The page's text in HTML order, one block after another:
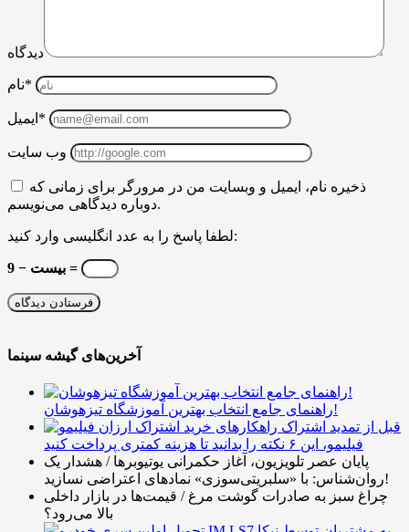
دیدگاه
نام*
ایمیل*
وب سایت
ذخیره نام، ایمیل و وبسایت من در مرورگر برای زمانی که
دوباره دیدگاهی می‌نویسم.
لطفا پاسخ را به عدد انگلیسی وارد کنید:
بیست − 9 =
آخرین‌های گیشه سینما
راهنمای جامع انتخاب بهترین آموزشگاه تیزهوشان!
قبل از تمدید اشتراک
فیلیمو، این ۶ نکته را بدانید تا هزینه کمتری پرداخت کنید
پایان عصر تلویزیون، آغاز حکمرانی یوتیوبرها / هشدار یک
روان‌شناس: با «سلبریتی‌سوزی» نمادهای اعتراضی نسازید!
چراغ سبز به صادرات گوشت مرغ / قیمت‌ها در بازار داخلی
بالا می‌رود؟